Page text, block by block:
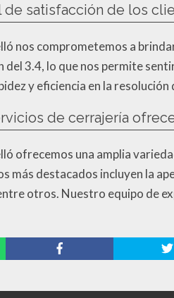
de satisfacción de los
nos comprometemos a
del 3.4, lo que nos permite
y eficiencia en la
de cerrajería
ofrecemos una amplia
más destacados incluyen la
otros. Nuestro equipo de